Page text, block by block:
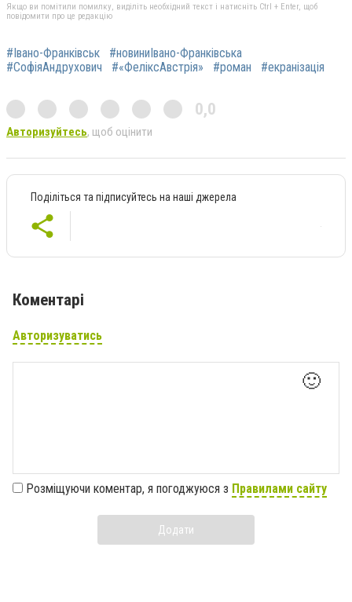
Якщо ви помітили помилку, виділіть необхідний текст і натисніть Ctrl + Enter, щоб
повідомити про це редакцію
#Івано-Франківськ
#новиниІвано-Франківська
#СофіяАндрухович
#«ФеліксАвстрія» #роман #екранізація
0,0
Авторизуйтесь, щоб оцінити
Поділіться та підписуйтесь на наші джерела
Коментарі
Авторизуватись
🙂
Розміщуючи коментар, я погоджуюся з Правилами сайту
Додати